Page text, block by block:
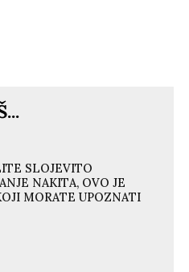
SLOJEVITO
NAKITA, OVO JE
MORATE UPOZNATI